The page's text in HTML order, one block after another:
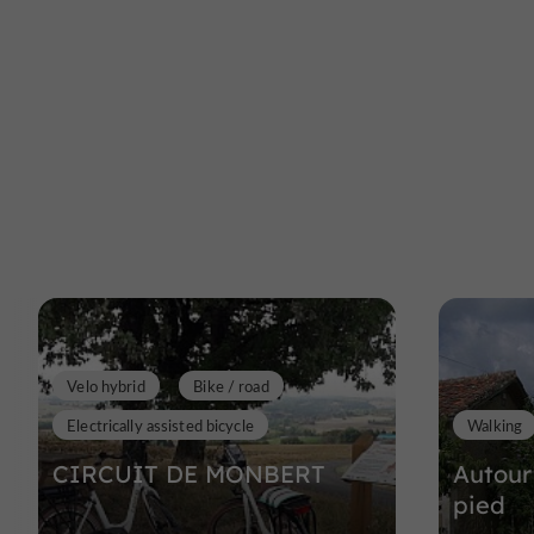
CIRCUIT DE MONBERT
Velo hybrid
Bike / road
Electrically assisted bicycle
pied
Walking